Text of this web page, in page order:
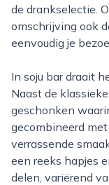
de drankselectie.
omschrijving ook
eenvoudig je
In soju bar draait het om ontdekken, proeven en delen.
Naast de
geschonken
gecombineerd
verrassende
een reeks hapjes
delen, variërend